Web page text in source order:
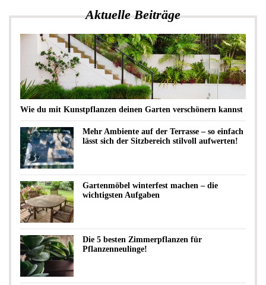
Aktuelle Beiträge
Wie du mit Kunstpflanzen deinen Garten verschönern kannst
Mehr Ambiente auf der Terrasse – so einfach
lässt sich der Sitzbereich stilvoll aufwerten!
Gartenmöbel winterfest machen – die
wichtigsten Aufgaben
Die 5 besten Zimmerpflanzen für
Pflanzenneulinge!